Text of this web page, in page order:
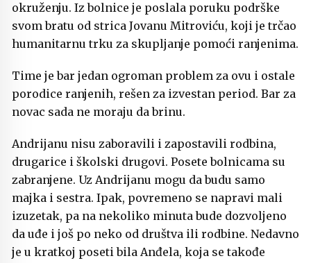
okruženju. Iz bolnice je poslala poruku podrške
svom bratu od strica Jovanu Mitroviću, koji je trčao
humanitarnu trku za skupljanje pomoći ranjenima.
Time je bar jedan ogroman problem za ovu i ostale
porodice ranjenih, rešen za izvestan period. Bar za
novac sada ne moraju da brinu.
Andrijanu nisu zaboravili i zapostavili rodbina,
drugarice i školski drugovi. Posete bolnicama su
zabranjene. Uz Andrijanu mogu da budu samo
majka i sestra. Ipak, povremeno se napravi mali
izuzetak, pa na nekoliko minuta bude dozvoljeno
da uđe i još po neko od društva ili rodbine. Nedavno
je u kratkoj poseti bila Anđela, koja se takođe